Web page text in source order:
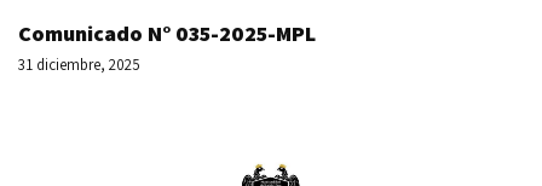
Comunicado N° 035-2025-MPL
31 diciembre, 2025